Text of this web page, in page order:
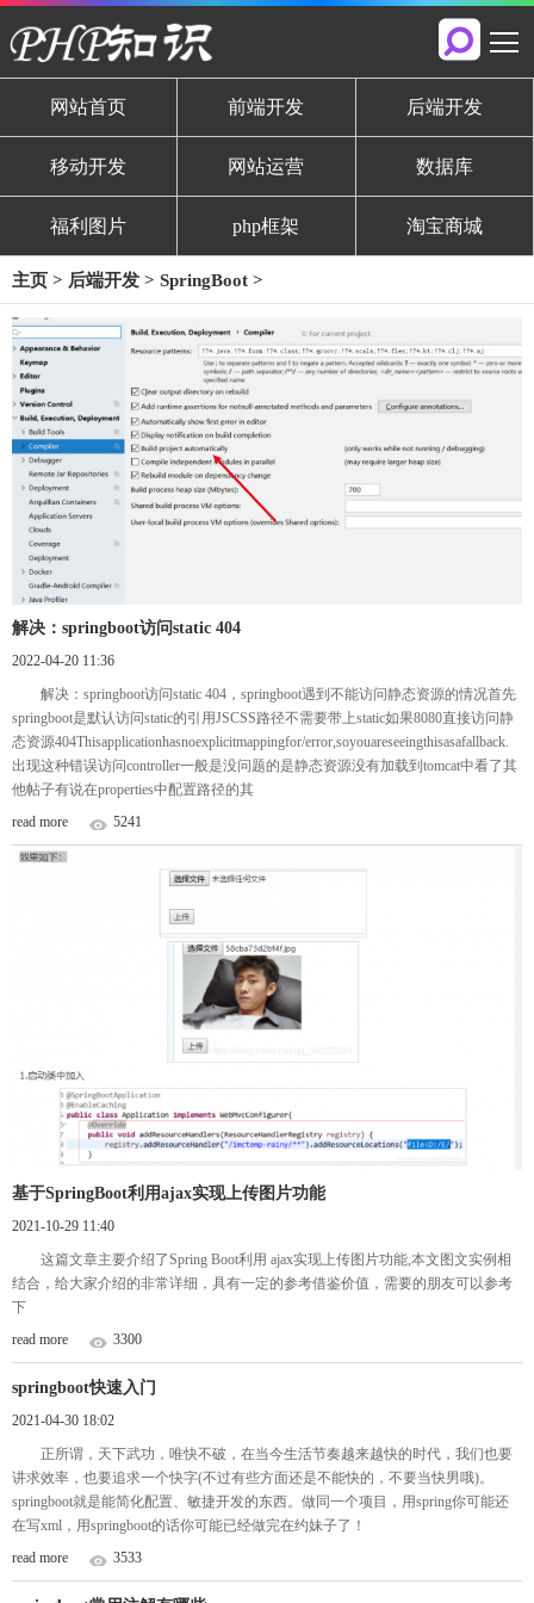
网站首页 前端开发 后端开发
移动开发 网站运营 数据库
福利图片 php框架 淘宝商城
主页 > 后端开发 > SpringBoot >
解决：springboot访问static 404
2022-04-20 11:36
解决：springboot访问static 404，springboot遇到不能访问静态资源的情况首先
springboot是默认访问static的引用JSCSS路径不需要带上static如果8080直接访问静
态资源404Thisapplicationhasnoexplicitmappingfor/error,soyouareseeingthisasafallback.
出现这种错误访问controller一般是没问题的是静态资源没有加载到tomcat中看了其
他帖子有说在properties中配置路径的其
read more
5241
基于SpringBoot利用ajax实现上传图片功能
2021-10-29 11:40
这篇文章主要介绍了Spring Boot利用 ajax实现上传图片功能,本文图文实例相
结合，给大家介绍的非常详细，具有一定的参考借鉴价值，需要的朋友可以参考
下
read more
3300
springboot快速入门
2021-04-30 18:02
正所谓，天下武功，唯快不破，在当今生活节奏越来越快的时代，我们也要
讲求效率，也要追求一个快字(不过有些方面还是不能快的，不要当快男哦)。
springboot就是能简化配置、敏捷开发的东西。做同一个项目，用spring你可能还
在写xml，用springboot的话你可能已经做完在约妹子了！
read more
3533